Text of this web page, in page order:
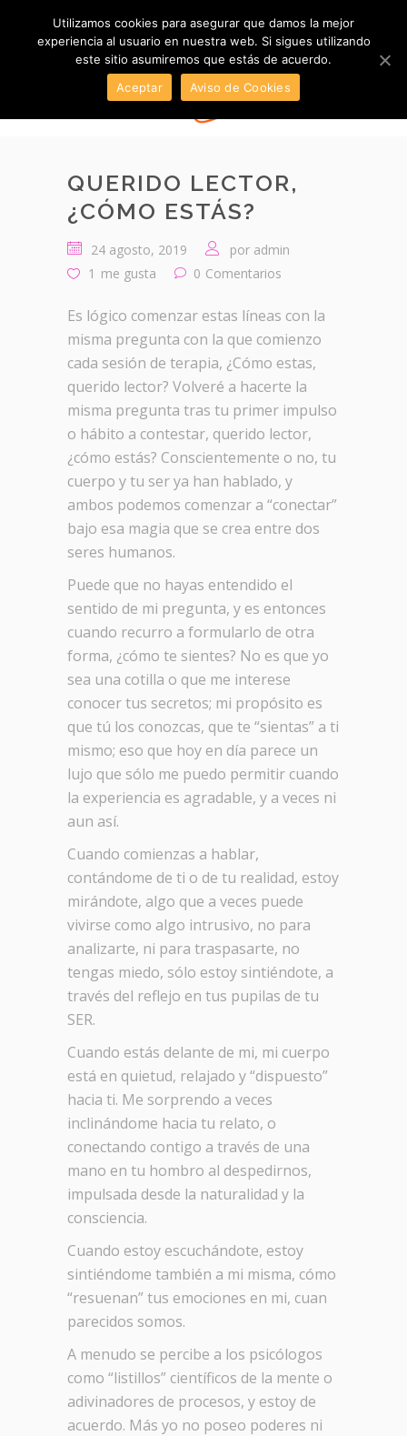
QUERIDO LECTOR,
¿CÓMO ESTÁS?
24 agosto, 2019 por admin
1 me gusta 0 Comentarios
Es lógico comenzar estas líneas con la
misma pregunta con la que comienzo
cada sesión de terapia, ¿Cómo estas,
querido lector? Volveré a hacerte la
misma pregunta tras tu primer impulso
o hábito a contestar, querido lector,
¿cómo estás? Conscientemente o no, tu
cuerpo y tu ser ya han hablado, y
ambos podemos comenzar a “conectar”
bajo esa magia que se crea entre dos
seres humanos.
Puede que no hayas entendido el
sentido de mi pregunta, y es entonces
cuando recurro a formularlo de otra
forma, ¿cómo te sientes? No es que yo
sea una cotilla o que me interese
conocer tus secretos; mi propósito es
que tú los conozcas, que te “sientas” a ti
mismo; eso que hoy en día parece un
lujo que sólo me puedo permitir cuando
la experiencia es agradable, y a veces ni
aun así.
Cuando comienzas a hablar,
contándome de ti o de tu realidad, estoy
mirándote, algo que a veces puede
vivirse como algo intrusivo, no para
analizarte, ni para traspasarte, no
tengas miedo, sólo estoy sintiéndote, a
través del reflejo en tus pupilas de tu
SER.
Cuando estás delante de mi, mi cuerpo
está en quietud, relajado y “dispuesto”
hacia ti. Me sorprendo a veces
inclinándome hacia tu relato, o
conectando contigo a través de una
mano en tu hombro al despedirnos,
impulsada desde la naturalidad y la
consciencia.
Cuando estoy escuchándote, estoy
sintiéndome también a mi misma, cómo
“resuenan” tus emociones en mi, cuan
parecidos somos.
A menudo se percibe a los psicólogos
como “listillos” científicos de la mente o
adivinadores de procesos, y estoy de
acuerdo. Más yo no poseo poderes ni
Utilizamos cookies para asegurar que damos la mejor
experiencia al usuario en nuestra web. Si sigues utilizando
este sitio asumiremos que estás de acuerdo.
Aceptar
Aviso de Cookies